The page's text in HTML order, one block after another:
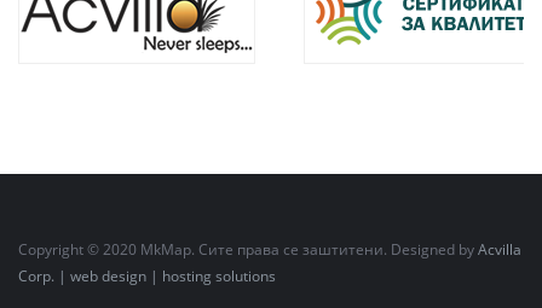
Copyright © 2020 MkMap. Сите права се заштитени. Designed byAcvilla
Corp. | web design | hosting solutions